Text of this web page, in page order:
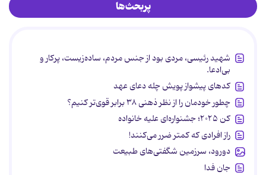
پربحث‌ها
شهید رئیسی، مردی بود از جنس مردم، ساده‌زیست، پرکار و
بی‌ادعا.
کدهای پیشواز پویش چله دعای عهد
چطور خودمان را از نظر ذهنی ۳۸ برابر قوی‌تر کنیم؟
کن ۲۰۲۵؛ جشنواره‌ای علیه خانواده
راز افرادی که کمتر ضرر می‌کنند!
دورود، سرزمین شگفتی‌های طبیعت
جان فدا